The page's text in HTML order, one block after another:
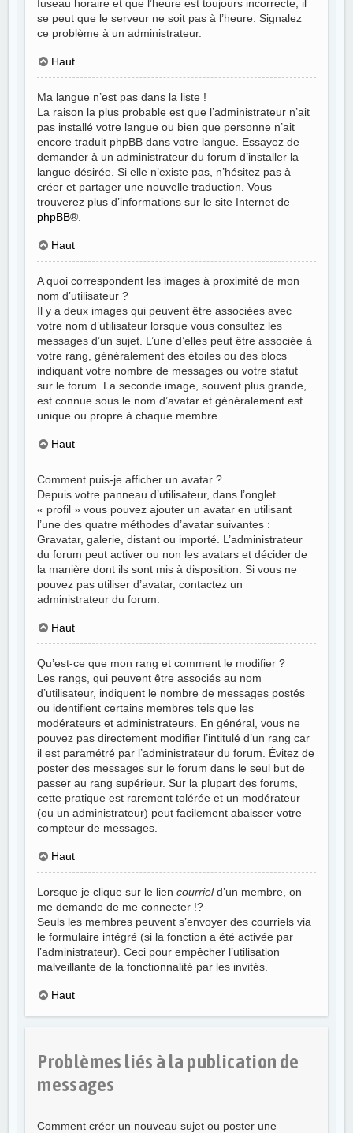
fuseau horaire et que l’heure est toujours incorrecte, il
se peut que le serveur ne soit pas à l’heure. Signalez
ce problème à un administrateur.
Haut
Ma langue n’est pas dans la liste !
La raison la plus probable est que l’administrateur n’ait
pas installé votre langue ou bien que personne n’ait
encore traduit phpBB dans votre langue. Essayez de
demander à un administrateur du forum d’installer la
langue désirée. Si elle n’existe pas, n’hésitez pas à
créer et partager une nouvelle traduction. Vous
trouverez plus d’informations sur le site Internet de
phpBB®.
Haut
A quoi correspondent les images à proximité de mon
nom d’utilisateur ?
Il y a deux images qui peuvent être associées avec
votre nom d’utilisateur lorsque vous consultez les
messages d’un sujet. L’une d’elles peut être associée à
votre rang, généralement des étoiles ou des blocs
indiquant votre nombre de messages ou votre statut
sur le forum. La seconde image, souvent plus grande,
est connue sous le nom d’avatar et généralement est
unique ou propre à chaque membre.
Haut
Comment puis-je afficher un avatar ?
Depuis votre panneau d’utilisateur, dans l’onglet
« profil » vous pouvez ajouter un avatar en utilisant
l’une des quatre méthodes d’avatar suivantes :
Gravatar, galerie, distant ou importé. L’administrateur
du forum peut activer ou non les avatars et décider de
la manière dont ils sont mis à disposition. Si vous ne
pouvez pas utiliser d’avatar, contactez un
administrateur du forum.
Haut
Qu’est-ce que mon rang et comment le modifier ?
Les rangs, qui peuvent être associés au nom
d’utilisateur, indiquent le nombre de messages postés
ou identifient certains membres tels que les
modérateurs et administrateurs. En général, vous ne
pouvez pas directement modifier l’intitulé d’un rang car
il est paramétré par l’administrateur du forum. Évitez de
poster des messages sur le forum dans le seul but de
passer au rang supérieur. Sur la plupart des forums,
cette pratique est rarement tolérée et un modérateur
(ou un administrateur) peut facilement abaisser votre
compteur de messages.
Haut
Lorsque je clique sur le liencourrield’un membre, on
me demande de me connecter !?
Seuls les membres peuvent s’envoyer des courriels via
le formulaire intégré (si la fonction a été activée par
l’administrateur). Ceci pour empêcher l’utilisation
malveillante de la fonctionnalité par les invités.
Haut
Problèmes liés à la publication de
messages
Comment créer un nouveau sujet ou poster une